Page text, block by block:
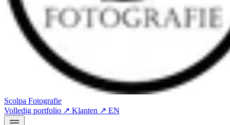
Scolpa Fotografie
Volledig portfolio ↗ Klanten ↗ EN